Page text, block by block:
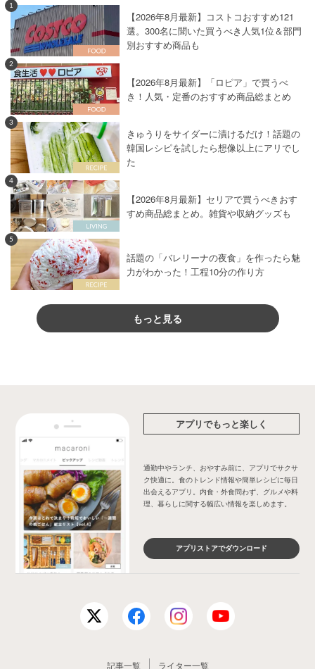
1
【2026年8月最新】コストコおすすめ121
選。300名に聞いた買うべき人気1位＆部門
別おすすめ商品も
2
【2026年8月最新】「ロピア」で買うべ
き！人気・定番のおすすめ商品総まとめ
3
きゅうりをサイダーに漬けるだけ！話題の
韓国レシピを試したら想像以上にアリでし
た
4
【2026年8月最新】セリアで買うべきおす
すめ商品総まとめ。雑貨や収納グッズも
5
話題の「バレリーナの夜食」を作ったら魅
力がわかった！工程10分の作り方
もっと見る
アプリでもっと楽しく
通勤中やランチ、おやすみ前に、アプリでサクサ
ク快適に。食のトレンド情報や簡単レシピに毎日
出会えるアプリ。内食・外食問わず、グルメや料
理、暮らしに関する幅広い情報を楽しめます。
アプリストアでダウンロード
記事一覧 ライター一覧